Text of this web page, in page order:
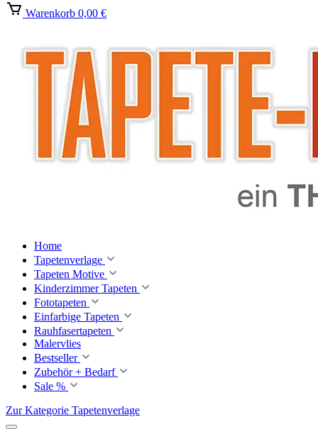
Warenkorb 0,00 €
Home
Tapetenverlage
Tapeten Motive
Kinderzimmer Tapeten
Fototapeten
Einfarbige Tapeten
Rauhfasertapeten
Malervlies
Bestseller
Zubehör + Bedarf
Sale %
Zur Kategorie Tapetenverlage